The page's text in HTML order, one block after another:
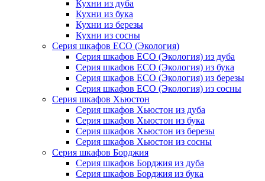
Кухни из дуба
Кухни из бука
Кухни из березы
Кухни из сосны
Серия шкафов ECO (Экология)
Серия шкафов ECO (Экология) из дуба
Серия шкафов ECO (Экология) из бука
Серия шкафов ECO (Экология) из березы
Серия шкафов ECO (Экология) из сосны
Серия шкафов Хьюстон
Серия шкафов Хьюстон из дуба
Серия шкафов Хьюстон из бука
Серия шкафов Хьюстон из березы
Серия шкафов Хьюстон из сосны
Серия шкафов Борджия
Серия шкафов Борджия из дуба
Серия шкафов Борджия из бука